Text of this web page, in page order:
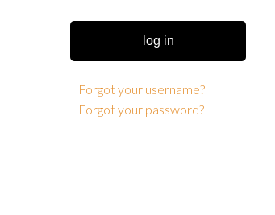
log in
Forgot your username?
Forgot your password?